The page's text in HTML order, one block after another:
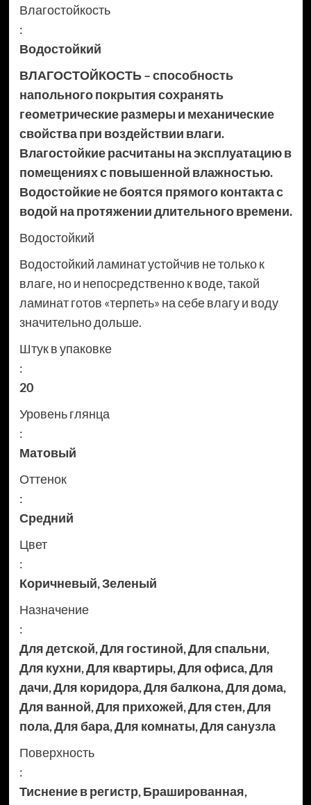
Влагостойкость
:
Водостойкий
ВЛАГОСТОЙКОСТЬ – способность
напольного покрытия сохранять
геометрические размеры и механические
свойства при воздействии влаги.
Влагостойкие расчитаны на эксплуатацию в
помещениях с повышенной влажностью.
Водостойкие не боятся прямого контакта с
водой на протяжении длительного времени.
Водостойкий
Водостойкий ламинат устойчив не только к
влаге, но и непосредственно к воде, такой
ламинат готов «терпеть» на себе влагу и воду
значительно дольше.
Штук в упаковке
:
20
Уровень глянца
:
Матовый
Оттенок
:
Средний
Цвет
:
Коричневый,Зеленый
Назначение
:
Для детской,Для гостиной,Для спальни,
Для кухни,Для квартиры,Для офиса,Для
дачи,Для коридора,Для балкона,Для дома,
Для ванной,Для прихожей,Для стен,Для
пола,Для бара,Для комнаты,Для санузла
Поверхность
:
Тиснение в регистр,Брашированная,